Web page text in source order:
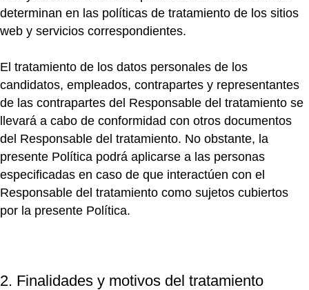
determinan en las políticas de tratamiento de los sitios
web y servicios correspondientes.
El tratamiento de los datos personales de los
candidatos, empleados, contrapartes y representantes
de las contrapartes del Responsable del tratamiento se
llevará a cabo de conformidad con otros documentos
del Responsable del tratamiento. No obstante, la
presente Política podrá aplicarse a las personas
especificadas en caso de que interactúen con el
Responsable del tratamiento como sujetos cubiertos
por la presente Política.
2. Finalidades y motivos del tratamiento